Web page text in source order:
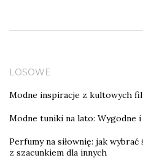
LOSOWE
Modne inspiracje z kultowych
Modne tuniki na lato: Wygodne
Perfumy na siłownię: jak
z szacunkiem dla innych